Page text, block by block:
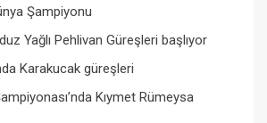
Şampiyonu
Yağlı Pehlivan Güreşleri başlıyor
Karakucak güreşleri
Kıymet Rümeysa